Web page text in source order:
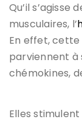
Qu’il s’agisse
musculaires, l’
En effet,
parviennent à
chémokines,
Elles